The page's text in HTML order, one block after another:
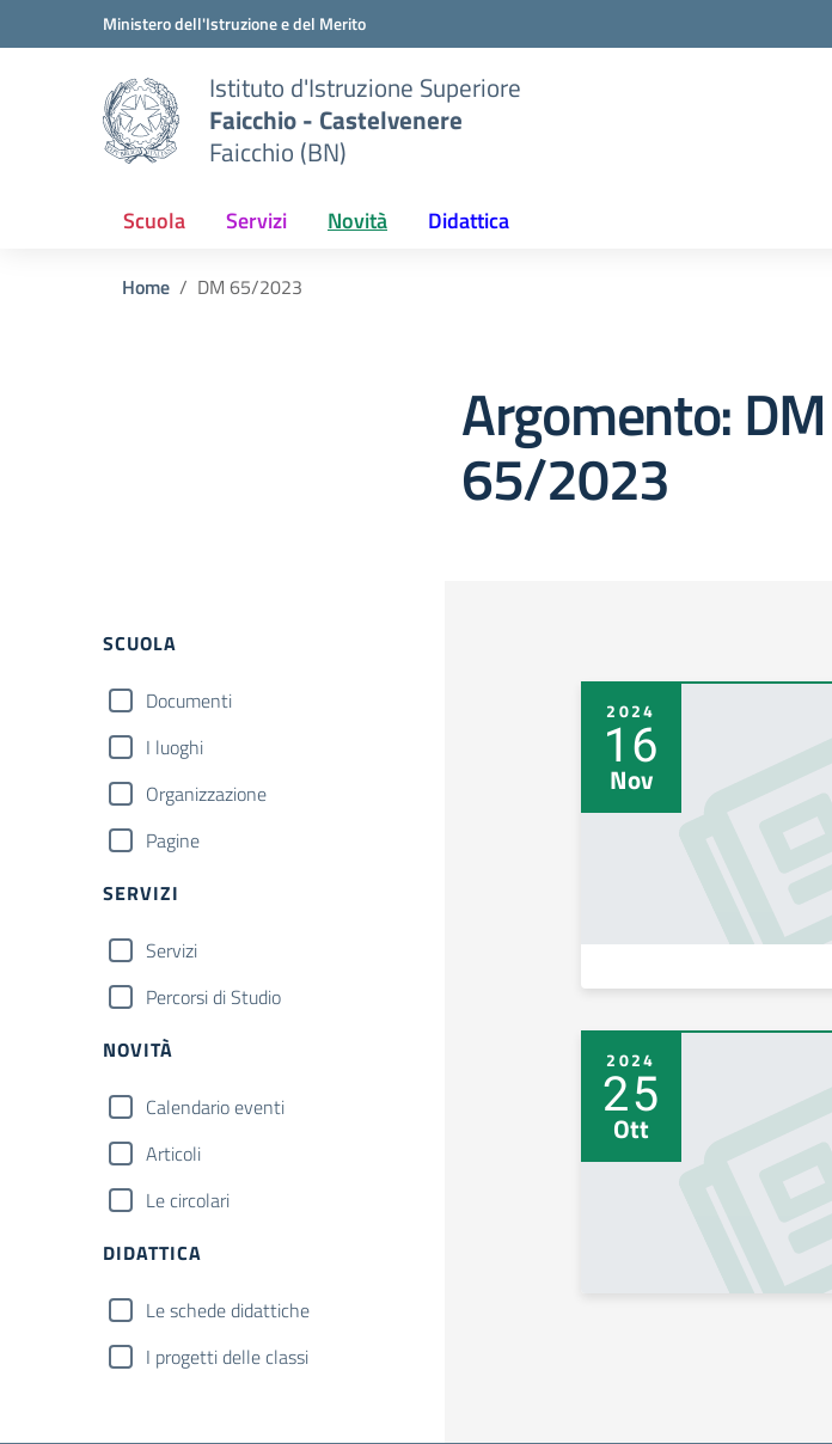
Vai ai contenuti
Vai al menu di navigazioneMinistero dell'Istruzione e del Merito
Istituto d'Istruzione Superiore
Faicchio - Castelvenere
Faicchio (BN)
Scuola Servizi Novità Didattica
Home DM 65/2023
Argomento: DM
65/2023
Filtri
SCUOLA
Documenti
I luoghi
Organizzazione
Pagine
SERVIZI
Servizi
Percorsi di Studio
NOVITÀ
Calendario eventi
Articoli
Le circolari
DIDATTICA
Le schede didattiche
I progetti delle classi
2024
16
Nov
2024
25
Ott